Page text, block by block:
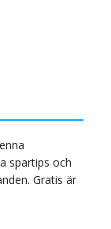
spartips och
Gratis är